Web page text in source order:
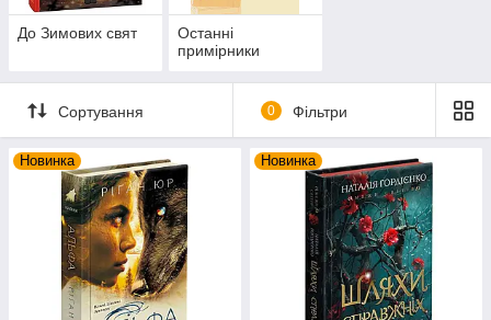
До Зимових свят
Останні
примірники
Сортування 0 Фільтри
Новинка Новинка